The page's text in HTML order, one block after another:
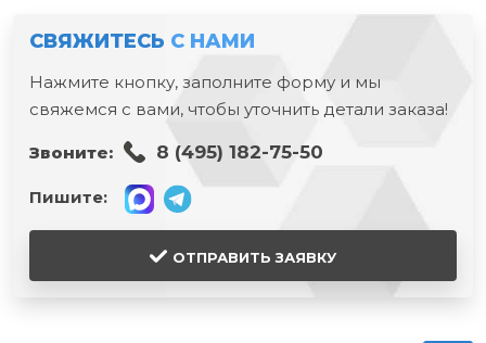
СВЯЖИТЕСЬ С НАМИ
Нажмите кнопку, заполните форму и мы
свяжемся с вами, чтобы уточнить детали заказа!
Звоните: 8 (495) 182-75-50
Пишите:
ОТПРАВИТЬ ЗАЯВКУ